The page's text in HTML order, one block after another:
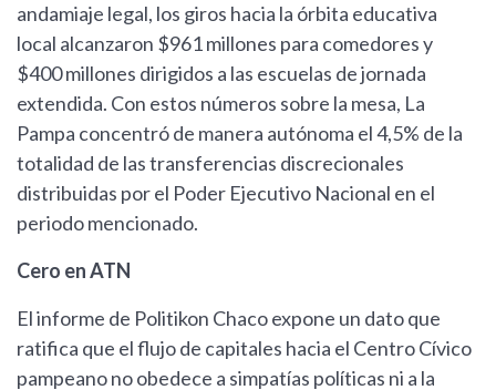
andamiaje legal, los giros hacia la órbita educativa
local alcanzaron $961 millones para comedores y
$400 millones dirigidos a las escuelas de jornada
extendida. Con estos números sobre la mesa, La
Pampa concentró de manera autónoma el 4,5% de la
totalidad de las transferencias discrecionales
distribuidas por el Poder Ejecutivo Nacional en el
periodo mencionado.
Cero en ATN
El informe de Politikon Chaco expone un dato que
ratifica que el flujo de capitales hacia el Centro Cívico
pampeano no obedece a simpatías políticas ni a la